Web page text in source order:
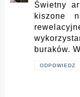
Świetny
kiszone
buraków.
ODPOWIEDZ